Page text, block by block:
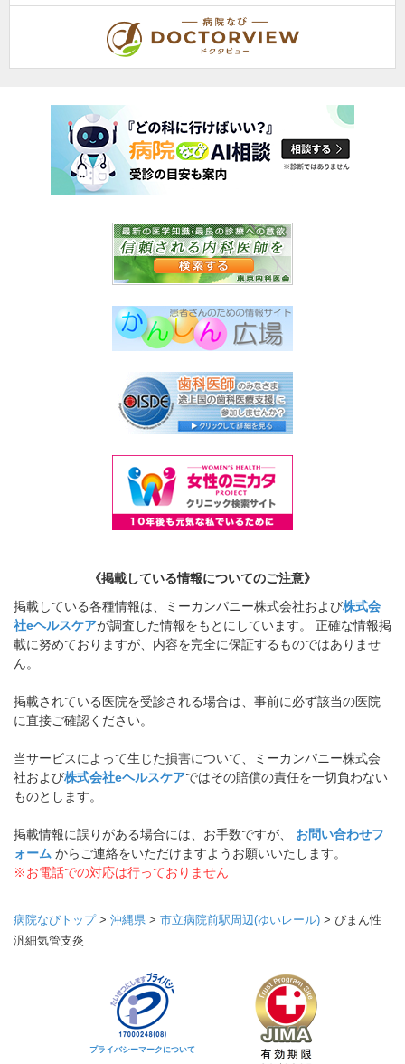
《掲載している情報についてのご注意》
掲載している各種情報は、ミーカンパニー株式会社および株式会
社eヘルスケアが調査した情報をもとにしています。 正確な情報掲
載に努めておりますが、内容を完全に保証するものではありませ
ん。
掲載されている医院を受診される場合は、事前に必ず該当の医院
に直接ご確認ください。
当サービスによって生じた損害について、ミーカンパニー株式会
社および株式会社eヘルスケアではその賠償の責任を一切負わない
ものとします。
掲載情報に誤りがある場合には、お手数ですが、 お問い合わせフ
ォーム からご連絡をいただけますようお願いいたします。
※お電話での対応は行っておりません
病院なびトップ> 沖縄県 > 市立病院前駅周辺(ゆいレール) > びまん性
汎細気管支炎
プライバシーマークについて